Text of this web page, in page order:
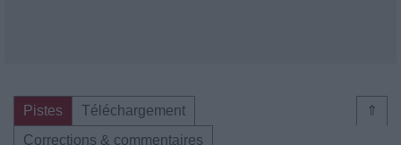
⇑
Pistes
Téléchargement
Corrections & commentaires